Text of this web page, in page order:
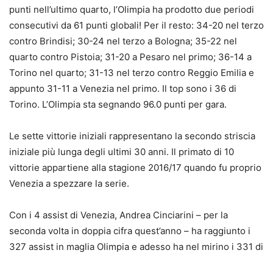
punti nell’ultimo quarto, l’Olimpia ha prodotto due periodi
consecutivi da 61 punti globali! Per il resto: 34-20 nel terzo
contro Brindisi; 30-24 nel terzo a Bologna; 35-22 nel
quarto contro Pistoia; 31-20 a Pesaro nel primo; 36-14 a
Torino nel quarto; 31-13 nel terzo contro Reggio Emilia e
appunto 31-11 a Venezia nel primo. Il top sono i 36 di
Torino. L’Olimpia sta segnando 96.0 punti per gara.
Le sette vittorie iniziali rappresentano la secondo striscia
iniziale più lunga degli ultimi 30 anni. Il primato di 10
vittorie appartiene alla stagione 2016/17 quando fu proprio
Venezia a spezzare la serie.
Con i 4 assist di Venezia, Andrea Cinciarini – per la
seconda volta in doppia cifra quest’anno – ha raggiunto i
327 assist in maglia Olimpia e adesso ha nel mirino i 331 di